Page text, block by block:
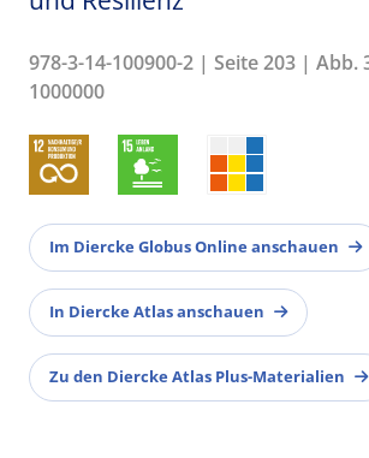
978-3-14-100900-2 | Seite 203 |
1000000
Im Diercke Globus Online anschauen
In Diercke Atlas anschauen
Zu den Diercke Atlas Plus-Materialien